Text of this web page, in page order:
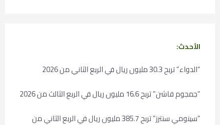
الأحدث:
“الدواء” تربح 30.3 مليون ريال في الربع الثاني من 2026
“جمجوم فاشن” تربح 16.6 مليون ريال في الربع الثالث من 2026
“سينومي سنترز” تربح 385.7 مليون ريال في الربع الثاني من